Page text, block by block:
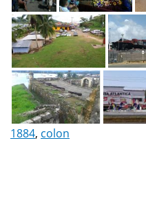
1884, colon